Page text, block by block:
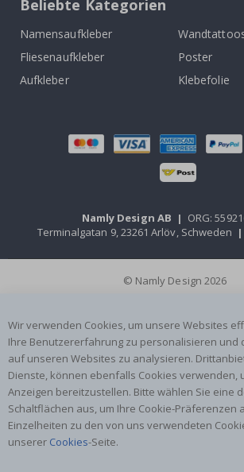
Beliebte Kategorien
Namensaufkleber
Fliesenaufkleber
Poster
Aufkleber
Klebefolie
Namly Design AB | ORG:
Terminalgatan 9, 23261 Arlöv, Schweden |
© Namly Design 2026
Wir verwenden Cookies, um unsere Websites
Ihre Benutzererfahrung zu personalisieren und
auf unseren Websites zu analysieren.
Dienste, können ebenfalls Cookies verwenden,
Anzeigen bereitzustellen. Bitte wählen Sie eine
Schaltflächen aus, um Ihre Cookie-Präferenzen
Einzelheiten zu den von uns verwendeten
unserer Cookies-Seite.